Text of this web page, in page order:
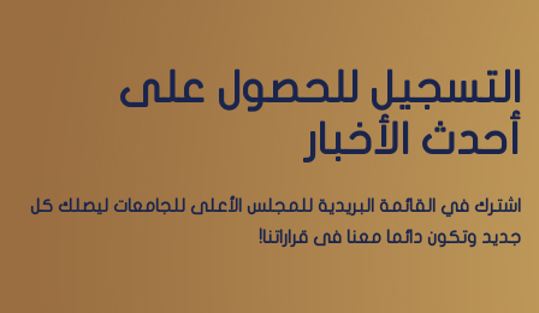
التسجيل للحصول على
أحدث الأخبار
اشترك في القائمة البريدية للمجلس الأعلى للجامعات ليصلك كل
جديد وتكون دائما معنا فى قراراتنا!